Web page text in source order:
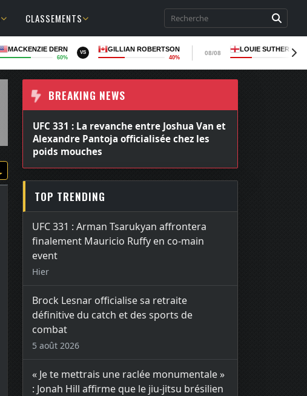
CLASSEMENTS
MACKENZIE DERN
60%
VS GILLIAN ROBERTSON
40%
08/08
LOUIE
BREAKING NEWS
UFC 331 : La revanche entre Joshua Van et
Alexandre Pantoja officialisée chez les
poids mouches
TOP TRENDING
UFC 331 : Arman Tsarukyan affrontera
finalement Mauricio Ruffy en co-main
event
Hier
Brock Lesnar officialise sa retraite
définitive du catch et des sports de
combat
5 août 2026
« Je te mettrais une raclée monumentale »
: Jonah Hill affirme que le jiu-jitsu brésilien